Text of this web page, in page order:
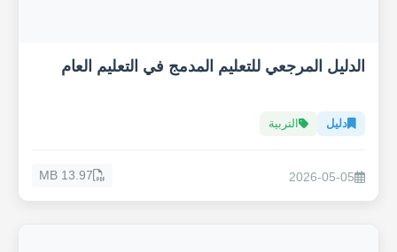
الدليل المرجعي للتعليم المدمج في التعليم العام
دليل التربية
2026-05-05
13.97 MB